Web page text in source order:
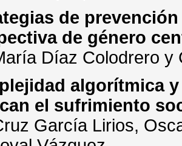
de
de género
Díaz Colodrero y
algorítmica
el sufrimiento
García Lirios,